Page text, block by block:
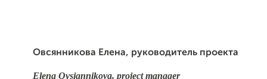
Овсянникова Елена, руководитель проекта
Elena Ovsjannikova, project manager